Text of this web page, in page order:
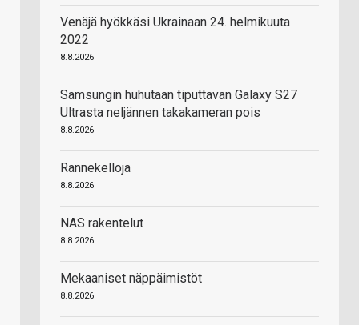
Venäjä hyökkäsi Ukrainaan 24. helmikuuta
2022
8.8.2026
Samsungin huhutaan tiputtavan Galaxy S27
Ultrasta neljännen takakameran pois
8.8.2026
Rannekelloja
8.8.2026
NAS rakentelut
8.8.2026
Mekaaniset näppäimistöt
8.8.2026